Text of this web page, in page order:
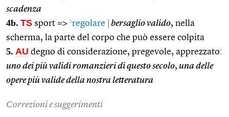
scadenza
4b. TS sport => 1regolare bersaglio valido, nella
scherma, la parte del corpo che può essere colpita
5. AU degno di considerazione, pregevole, apprezzato:
uno dei più validi romanzieri di questo secolo, una delle
opere più valide della nostra letteratura
Correzioni e suggerimenti